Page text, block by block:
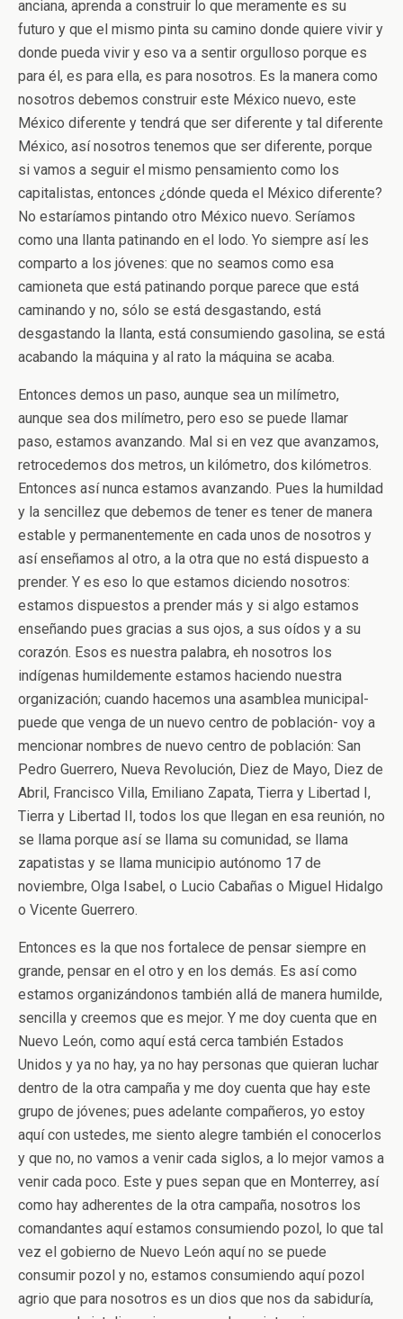
anciana, aprenda a construir lo que meramente es su
futuro y que el mismo pinta su camino donde quiere vivir y
donde pueda vivir y eso va a sentir orgulloso porque es
para él, es para ella, es para nosotros. Es la manera como
nosotros debemos construir este México nuevo, este
México diferente y tendrá que ser diferente y tal diferente
México, así nosotros tenemos que ser diferente, porque
si vamos a seguir el mismo pensamiento como los
capitalistas, entonces ¿dónde queda el México diferente?
No estaríamos pintando otro México nuevo. Seríamos
como una llanta patinando en el lodo. Yo siempre así les
comparto a los jóvenes: que no seamos como esa
camioneta que está patinando porque parece que está
caminando y no, sólo se está desgastando, está
desgastando la llanta, está consumiendo gasolina, se está
acabando la máquina y al rato la máquina se acaba.
Entonces demos un paso, aunque sea un milímetro,
aunque sea dos milímetro, pero eso se puede llamar
paso, estamos avanzando. Mal si en vez que avanzamos,
retrocedemos dos metros, un kilómetro, dos kilómetros.
Entonces así nunca estamos avanzando. Pues la humildad
y la sencillez que debemos de tener es tener de manera
estable y permanentemente en cada unos de nosotros y
así enseñamos al otro, a la otra que no está dispuesto a
prender. Y es eso lo que estamos diciendo nosotros:
estamos dispuestos a prender más y si algo estamos
enseñando pues gracias a sus ojos, a sus oídos y a su
corazón. Esos es nuestra palabra, eh nosotros los
indígenas humildemente estamos haciendo nuestra
organización; cuando hacemos una asamblea municipal-
puede que venga de un nuevo centro de población- voy a
mencionar nombres de nuevo centro de población: San
Pedro Guerrero, Nueva Revolución, Diez de Mayo, Diez de
Abril, Francisco Villa, Emiliano Zapata, Tierra y Libertad I,
Tierra y Libertad II, todos los que llegan en esa reunión, no
se llama porque así se llama su comunidad, se llama
zapatistas y se llama municipio autónomo 17 de
noviembre, Olga Isabel, o Lucio Cabañas o Miguel Hidalgo
o Vicente Guerrero.
Entonces es la que nos fortalece de pensar siempre en
grande, pensar en el otro y en los demás. Es así como
estamos organizándonos también allá de manera humilde,
sencilla y creemos que es mejor. Y me doy cuenta que en
Nuevo León, como aquí está cerca también Estados
Unidos y ya no hay, ya no hay personas que quieran luchar
dentro de la otra campaña y me doy cuenta que hay este
grupo de jóvenes; pues adelante compañeros, yo estoy
aquí con ustedes, me siento alegre también el conocerlos
y que no, no vamos a venir cada siglos, a lo mejor vamos a
venir cada poco. Este y pues sepan que en Monterrey, así
como hay adherentes de la otra campaña, nosotros los
comandantes aquí estamos consumiendo pozol, lo que tal
vez el gobierno de Nuevo León aquí no se puede
consumir pozol y no, estamos consumiendo aquí pozol
agrio que para nosotros es un dios que nos da sabiduría,